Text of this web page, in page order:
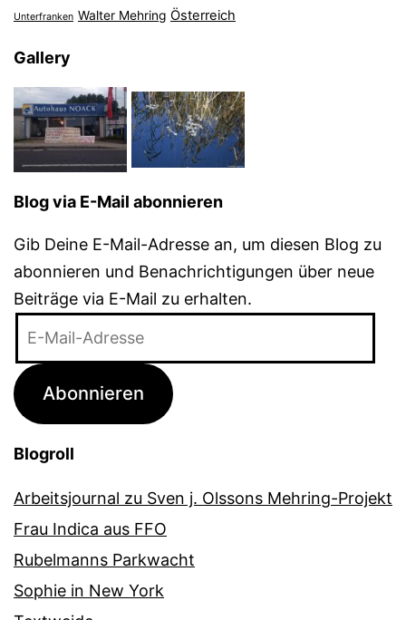
Unterfranken Walter Mehring Österreich
Gallery
Blog via E-Mail abonnieren
Gib Deine E-Mail-Adresse an, um diesen Blog zu
abonnieren und Benachrichtigungen über neue
Beiträge via E-Mail zu erhalten.
Adresse
Abonnieren
Blogroll
Arbeitsjournal zu Sven j. Olssons Mehring-Projekt
Frau Indica aus FFO
Rubelmanns Parkwacht
Sophie in New York